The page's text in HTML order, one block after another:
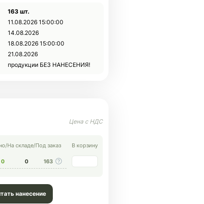
163 шт.
11.08.2026 15:00:00
14.08.2026
18.08.2026 15:00:00
21.08.2026
продукции БЕЗ НАНЕСЕНИЯ!
/На складе/Под заказ В корзину
0 0 163
нанесение